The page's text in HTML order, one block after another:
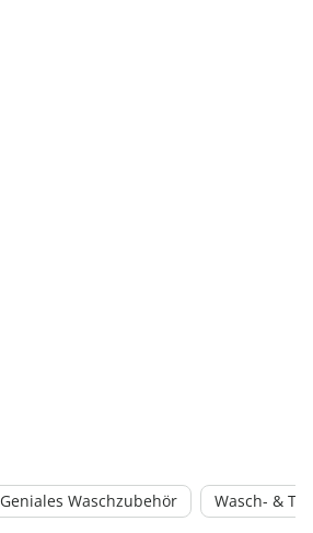
Geniales Waschzubehör Wasch- &